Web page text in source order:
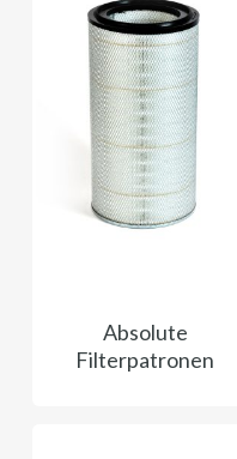
Absolute
Filterpatronen